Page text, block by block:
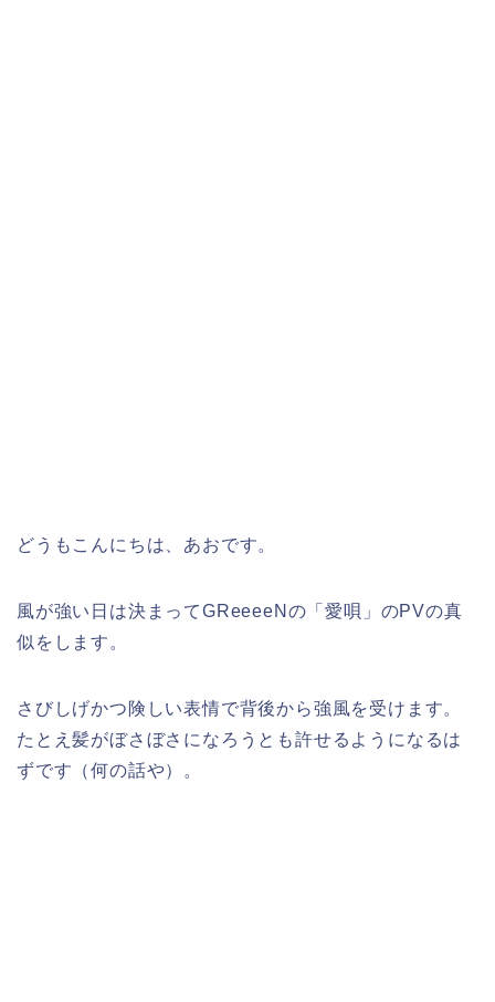
どうもこんにちは、あおです。
風が強い日は決まってGReeeeNの「愛唄」のPVの真
似をします。
さびしげかつ険しい表情で背後から強風を受けます。
たとえ髪がぼさぼさになろうとも許せるようになるは
ずです（何の話や）。